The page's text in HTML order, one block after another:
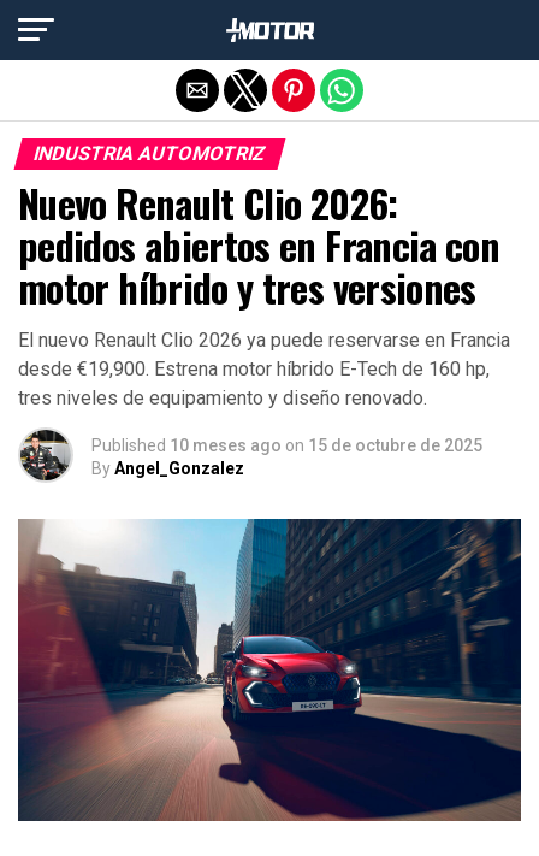
INDUSTRIA AUTOMOTRIZ
Nuevo Renault Clio 2026:
pedidos abiertos en Francia con
motor híbrido y tres versiones
El nuevo Renault Clio 2026 ya puede reservarse en Francia
desde €19,900. Estrena motor híbrido E-Tech de 160 hp,
tres niveles de equipamiento y diseño renovado.
Published 10 meses ago on 15 de octubre de 2025
ByAngel_Gonzalez
Salir de la versión móvil